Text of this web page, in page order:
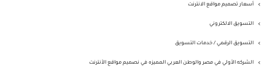
أسعار تصميم مواقع الانترنت
التسويق الالكتروني
التسويق الرقمي / خدمات التسويق
الشركه الأولي في مصر والوطن العربي المميزه في نصميم مواقع الأنترنت